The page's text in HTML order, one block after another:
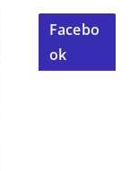
Facebo
ok